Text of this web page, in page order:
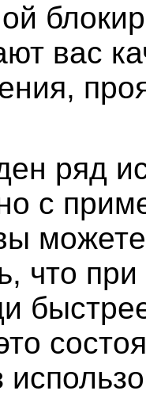
вас
ряд
с
что